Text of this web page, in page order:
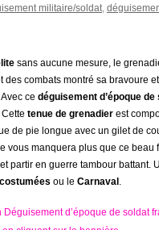
militaire/soldat,
sans aucune mesure, le
des combats montré sa bravoure
ce déguisement d’époque
tenue de grenadier est
de pie longue avec un gilet de
vous manquera plus que ce
partir en guerre tambour battant.
ou le Carnaval .
Déguisement d’époque de soldat